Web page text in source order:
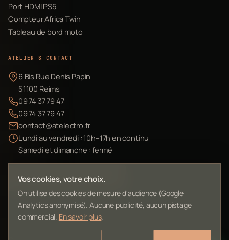
Port HDMI PS5
Compteur Africa Twin
Tableau de bord moto
ATELIER & CONTACT
6 Bis Rue Denis Papin
51100 Reims
09 74 37 79 47
09 74 37 79 47
contact@atelectro.fr
Lundi au vendredi : 10h–17h en continu
Samedi et dimanche : fermé
Envoyer mon matériel
Vos cookies, votre choix.
On utilise des cookies de mesure d'audience (Google
Analytics anonymisé). Aucune publicité, aucun pistage
commercial. En savoir plus.